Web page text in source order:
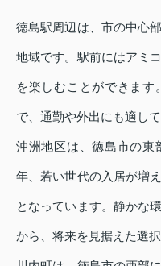
徳島駅周辺は、市の中心
地域です。駅前にはアミ
を楽しむことができます
で、通勤や外出にも適して
沖洲地区は、徳島市の東
年、若い世代の入居が増
となっています。静かな
から、将来を見据えた選